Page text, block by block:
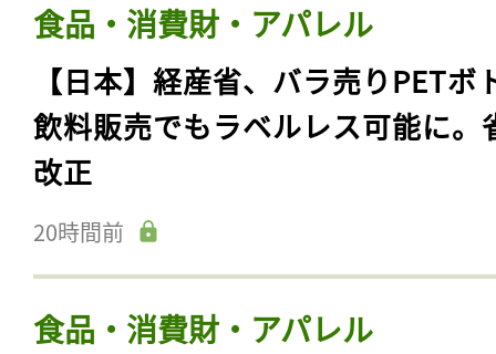
食品・消費財・アパレル
【日本】経産省、バラ売りPETボ
飲料販売でもラベルレス可能に。
改正
20時間前
食品・消費財・アパレル